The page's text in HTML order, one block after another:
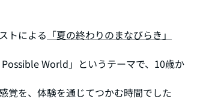
トによる 「夏の終わりのまなびらき」
World」というテーマで、10歳か
覚を、体験を通じてつかむ時間でした